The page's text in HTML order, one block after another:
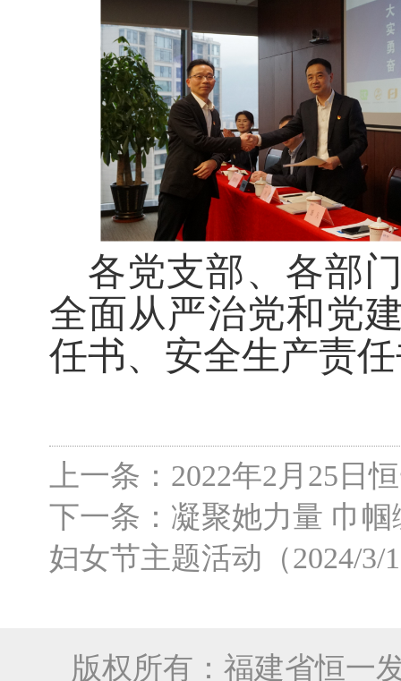
各党支部、各部
全面从严治党和党
任书、安全生产责
上一条：2022年2月25日
下一条：凝聚她力量 巾
妇女节主题活动（2024/3/
版权所有：福建省恒一